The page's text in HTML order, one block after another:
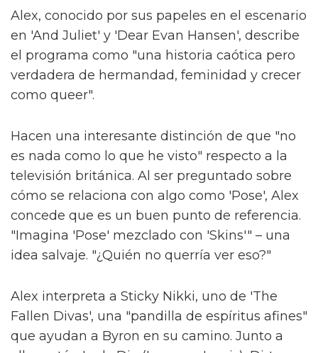
"Si una persona ve nuestro programa que
nunca ha conocido a una persona trans y si
cambia su creencias o abre su mente,
entonces habremos logrado algo especial."